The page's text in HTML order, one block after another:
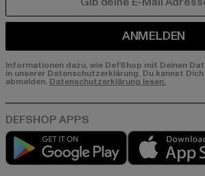
ANMELDEN
Informationen dazu, wie DefShop mit Deinen
in unserer Datenschutzerklärung. Du kannst
abmelden. Datenschutzerklärung lesen.
Play market